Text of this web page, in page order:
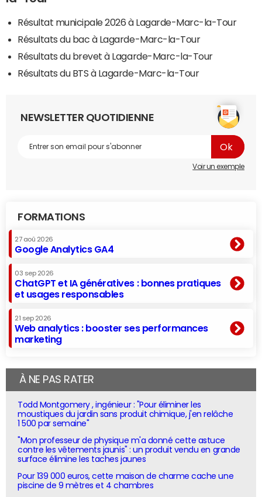
Résultat municipale 2026 à Lagarde-Marc-la-Tour
Résultats du bac à Lagarde-Marc-la-Tour
Résultats du brevet à Lagarde-Marc-la-Tour
Résultats du BTS à Lagarde-Marc-la-Tour
NEWSLETTER QUOTIDIENNE
Voir un exemple
FORMATIONS
27 aoû 2026
Google Analytics GA4
03 sep 2026
ChatGPT et IA génératives : bonnes pratiques
et usages responsables
21 sep 2026
Web analytics : booster ses performances
marketing
À NE PAS RATER
Todd Montgomery , ingénieur : "Pour éliminer les
moustiques du jardin sans produit chimique, j'en relâche
1 500 par semaine"
"Mon professeur de physique m'a donné cette astuce
contre les vêtements jaunis" : un produit vendu en grande
surface élimine les taches jaunes
Pour 139 000 euros, cette maison de charme cache une
piscine de 9 mètres et 4 chambres